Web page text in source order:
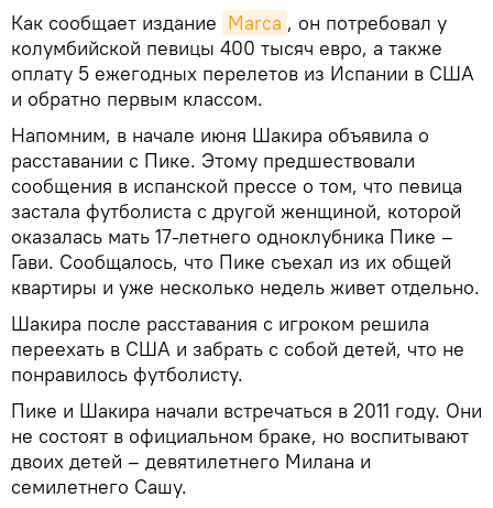
Как сообщает издание Marca , он потребовал у
колумбийской певицы 400 тысяч евро, а также
оплату 5 ежегодных перелетов из Испании в США
и обратно первым классом.
Напомним, в начале июня Шакира объявила о
расставании с Пике. Этому предшествовали
сообщения в испанской прессе о том, что певица
застала футболиста с другой женщиной, которой
оказалась мать 17-летнего одноклубника Пике –
Гави. Сообщалось, что Пике съехал из их общей
квартиры и уже несколько недель живет отдельно.
Шакира после расставания с игроком решила
переехать в США и забрать с собой детей, что не
понравилось футболисту.
Пике и Шакира начали встречаться в 2011 году. Они
не состоят в официальном браке, но воспитывают
двоих детей – девятилетнего Милана и
семилетнего Сашу.